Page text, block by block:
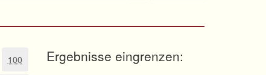
100 Ergebnisse eingrenzen: